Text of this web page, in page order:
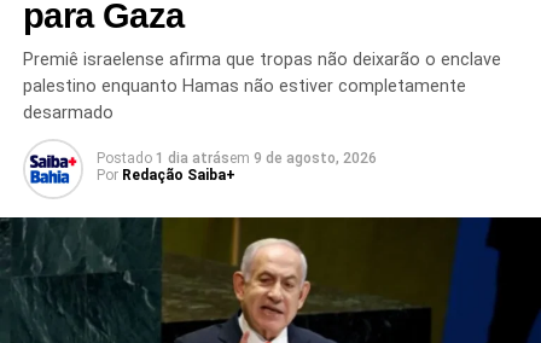
TÓPICOS RELACIONADOS
AJUDA HUMANITÁRIA
BUSCAS POR SOBREVIVENTES
DESASTRES NATURAIS
PREJUÍZO BILIONÁRIO
TERREMOTOS NA VENEZUELA
TRAGÉDIA NA VENEZUELA
TRANSMISSÃO DE DOENÇAS
VENEZUELA
VÍTIMAS DOS TERREMOTOS
PRÓXIMO
para Gaza
Premiê israelense afirma que tropas não deixarão o enclave
palestino enquanto Hamas não estiver completamente
desarmado
Postado 1 dia atrásem 9 de agosto, 2026
Por Redação Saiba+